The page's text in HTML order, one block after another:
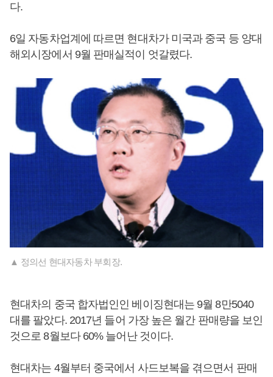
다.
6일 자동차업계에 따르면 현대차가 미국과 중국 등 양대
해외시장에서 9월 판매실적이 엇갈렸다.
▲ 정의선 현대자동차 부회장.
현대차의 중국 합자법인인 베이징현대는 9월 8만5040
대를 팔았다. 2017년 들어 가장 높은 월간 판매량을 보인
것으로 8월보다 60% 늘어난 것이다.
현대차는 4월부터 중국에서 사드보복을 겪으면서 판매